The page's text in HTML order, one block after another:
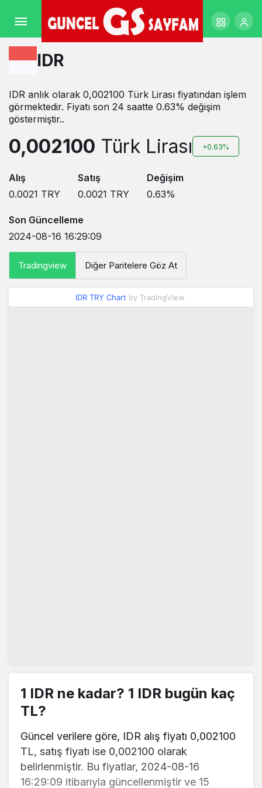
IDR
IDR anlık olarak 0,002100 Türk Lirası fiyatından işlem
görmektedir. Fiyatı son 24 saatte 0.63% değişim
göstermiştir..
0,002100 Türk Lirası +0.63%
Alış
0.0021 TRY
Satış
0.0021 TRY
Değişim
0.63%
Son Güncelleme
2024-08-16 16:29:09
Tradingview Diğer Paritelere Göz At
IDR TRY Chart by TradingView
1 IDR ne kadar? 1 IDR bugün kaç
TL?
Güncel verilere göre, IDR alış fiyatı 0,002100
TL, satış fiyatı ise 0,002100 olarak
belirlenmiştir. Bu fiyatlar, 2024-08-16
16:29:09 itibarıyla güncellenmiştir ve 15